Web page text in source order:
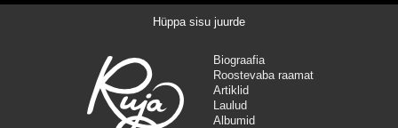
Hüppa sisu juurde
Biograafia
Roostevaba raamat
Artiklid
Laulud
Albumid